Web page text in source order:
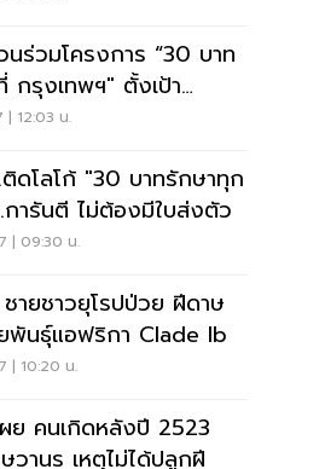
ร่วมโครงการ “30 บาท
กรุงเทพฯ" ตั้งเป้า
รบ 50 เขต
| 12:03 น.
ดโลโก้ "30 บาทรักษาทุก
ารันตี ไม่ต้องมีใบส่งตัว
| 09:30 น.
ายชาวยุโรปป่วย ฝีดาษ
พันธุ์แอฟริกา Clade Ib
| 10:20 น.
ย คนเกิดหลังปี 2523
วานร เหตุไม่ได้ปลูกฝี